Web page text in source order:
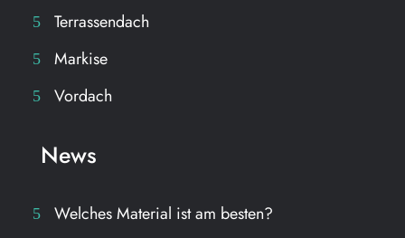
Terrassendach
Markise
Vordach
News
Welches Material ist am besten?